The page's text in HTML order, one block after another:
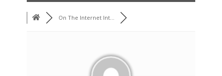
On The Internet Int...